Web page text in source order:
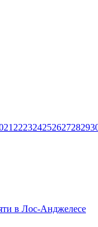
21 2223242526272829
в Лос-Анджелесе